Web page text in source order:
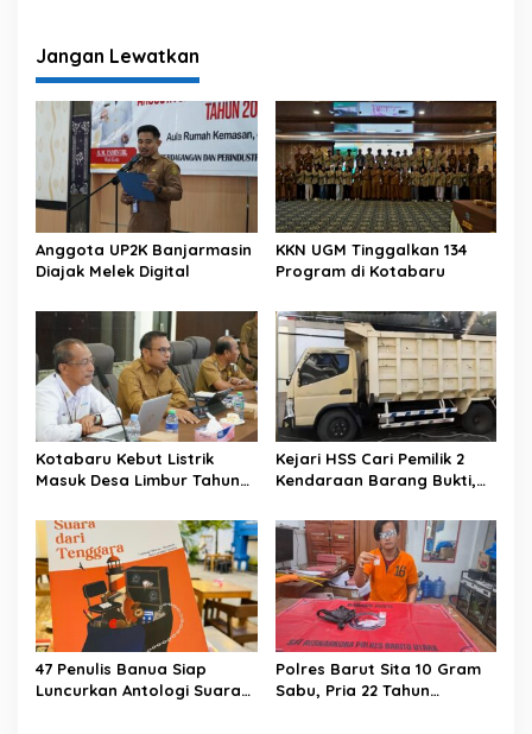
Jangan Lewatkan
Anggota UP2K Banjarmasin
Diajak Melek Digital
KKN UGM Tinggalkan 134
Program di Kotabaru
Kotabaru Kebut Listrik
Masuk Desa Limbur Tahun
Kejari HSS Cari Pemilik 2
Kendaraan Barang Bukti,
47 Penulis Banua Siap
Luncurkan Antologi Suara
Polres Barut Sita 10 Gram
Sabu, Pria 22 Tahun